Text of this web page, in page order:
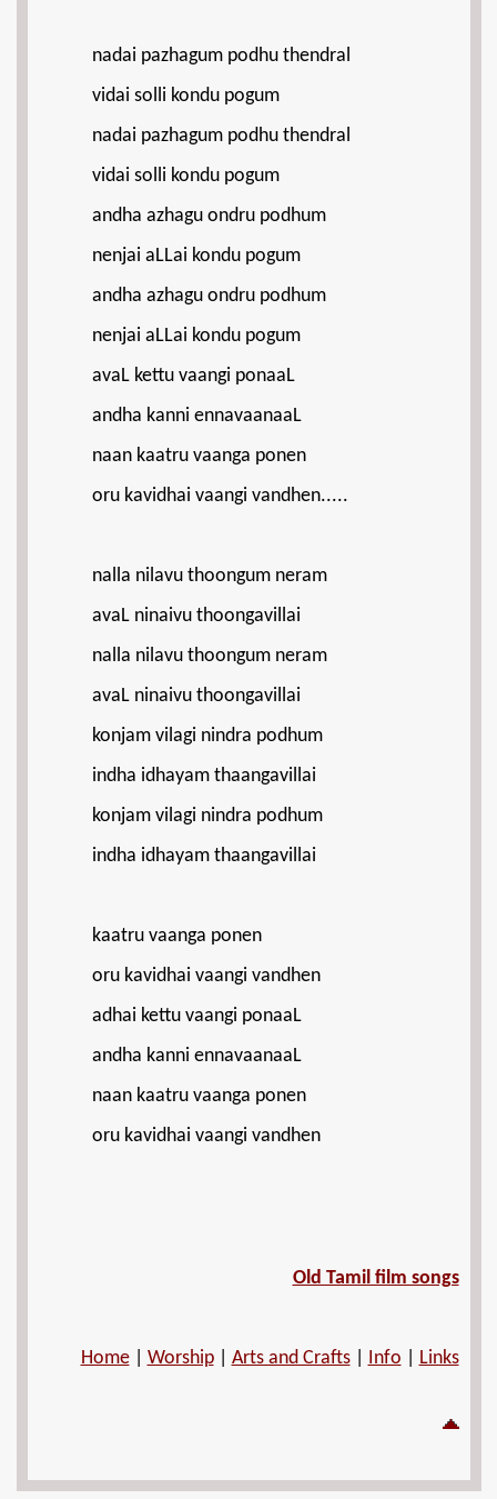
nadai pazhagum podhu thendral
vidai solli kondu pogum
nadai pazhagum podhu thendral
vidai solli kondu pogum
andha azhagu ondru podhum
nenjai aLLai kondu pogum
andha azhagu ondru podhum
nenjai aLLai kondu pogum
avaL kettu vaangi ponaaL
andha kanni ennavaanaaL
naan kaatru vaanga ponen
oru kavidhai vaangi vandhen.....
nalla nilavu thoongum neram
avaL ninaivu thoongavillai
nalla nilavu thoongum neram
avaL ninaivu thoongavillai
konjam vilagi nindra podhum
indha idhayam thaangavillai
konjam vilagi nindra podhum
indha idhayam thaangavillai
kaatru vaanga ponen
oru kavidhai vaangi vandhen
adhai kettu vaangi ponaaL
andha kanni ennavaanaaL
naan kaatru vaanga ponen
oru kavidhai vaangi vandhen
Old Tamil film songs
Home| Worship| Arts and Crafts| Info Links